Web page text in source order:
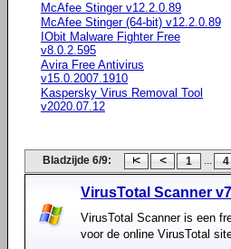
McAfee Stinger v12.2.0.89
McAfee Stinger (64-bit) v12.2.0.89
IObit Malware Fighter Free
v8.0.2.595
Avira Free Antivirus
v15.0.2007.1910
Kaspersky Virus Removal Tool
v2020.07.12
Bladzijde 6/9: 1 ... 4
VirusTotal Scanner
VirusTotal Scanner is een
voor de online VirusTotal